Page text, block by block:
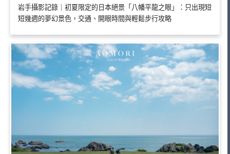
岩手攝影記錄｜初夏限定的日本絕景「八幡平龍之眼」：只出現短
短幾週的夢幻景色，交通、開眼時間與輕鬆步行攻略